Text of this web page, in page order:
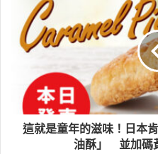
這就是童年的滋味！日本
油酥」 並加碼